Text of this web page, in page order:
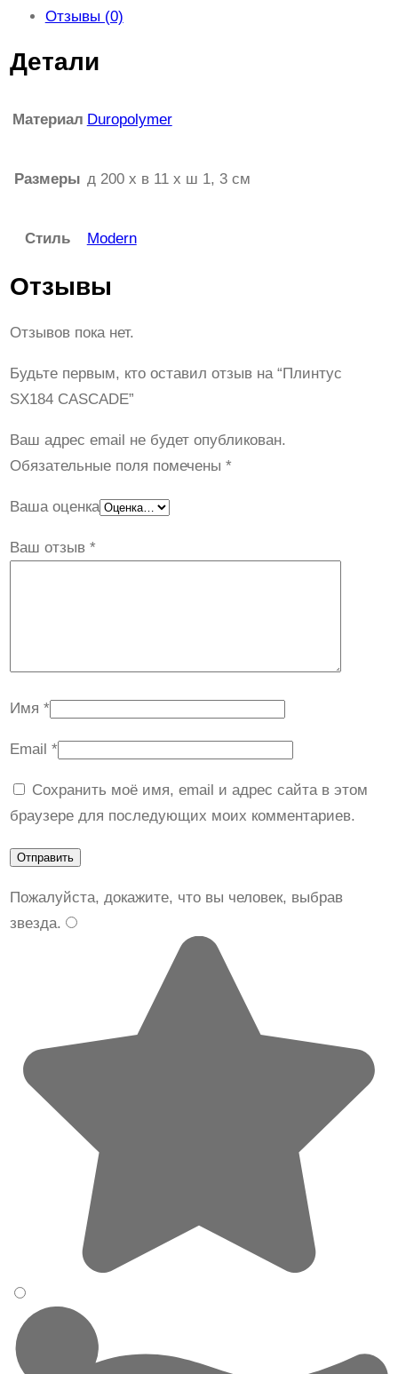
Отзывы (0)
Детали
Материал Duropolymer
Размеры д 200 x в 11 x ш 1, 3 см
Стиль Modern
Отзывы
Отзывов пока нет.
Будьте первым, кто оставил отзыв на “Плинтус
SX184 CASCADE”
Ваш адрес email не будет опубликован.
Обязательные поля помечены *
Ваша оценка
Ваш отзыв *
Имя *
Email *
Сохранить моё имя, email и адрес сайта в этом
браузере для последующих моих комментариев.
Пожалуйста, докажите, что вы человек, выбрав
звезда.